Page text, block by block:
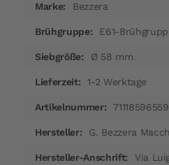
InformationenBezzera
E61-
Ø 58 mm
1-2 Werktage
G. Bezzera
Via